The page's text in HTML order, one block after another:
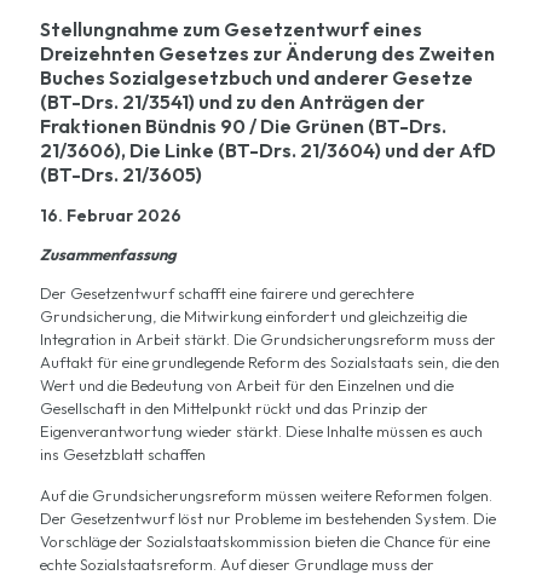
Stellungnahme zum Gesetzentwurf eines
Dreizehnten Gesetzes zur Änderung des Zweiten
Buches Sozialgesetzbuch und anderer Gesetze
(BT-Drs. 21/3541) und zu den Anträgen der
Fraktionen Bündnis 90 / Die Grünen (BT-Drs.
21/3606), Die Linke (BT-Drs. 21/3604) und der AfD
(BT-Drs. 21/3605)
16. Februar 2026
Zusammenfassung
Der Gesetzentwurf schafft eine fairere und gerechtere
Grundsicherung, die Mitwirkung einfordert und gleichzeitig die
Integration in Arbeit stärkt. Die Grundsicherungsreform muss der
Auftakt für eine grundlegende Reform des Sozialstaats sein, die den
Wert und die Bedeutung von Arbeit für den Einzelnen und die
Gesellschaft in den Mittelpunkt rückt und das Prinzip der
Eigenverantwortung wieder stärkt. Diese Inhalte müssen es auch
ins Gesetzblatt schaffen
Auf die Grundsicherungsreform müssen weitere Reformen folgen.
Der Gesetzentwurf löst nur Probleme im bestehenden System. Die
Vorschläge der Sozialstaatskommission bieten die Chance für eine
echte Sozialstaatsreform. Auf dieser Grundlage muss der